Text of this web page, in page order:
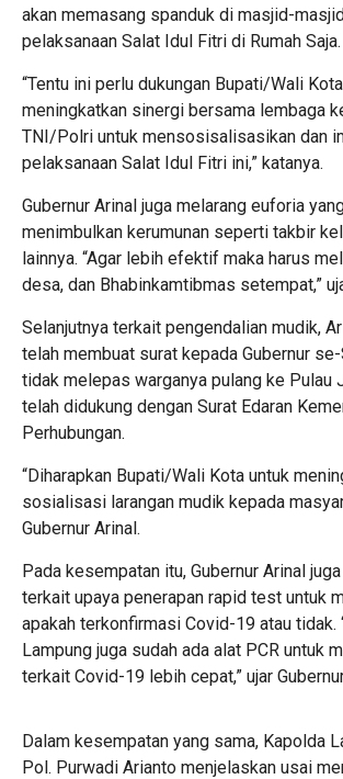
akan memasang spanduk di masjid-
pelaksanaan Salat Idul Fitri di Rumah Saja.
“Tentu ini perlu dukungan Bupati/Wali
meningkatkan sinergi bersama lembaga
TNI/Polri untuk mensosisalisasikan dan
pelaksanaan Salat Idul Fitri ini,” katanya.
Gubernur Arinal juga melarang euforia
menimbulkan kerumunan seperti takbir
lainnya. “Agar lebih efektif maka harus
desa, dan Bhabinkamtibmas setempat,”
Selanjutnya terkait pengendalian mudik,
telah membuat surat kepada Gubernur
tidak melepas warganya pulang ke Pulau
telah didukung dengan Surat Edaran
Perhubungan.
“Diharapkan Bupati/Wali Kota untuk
sosialisasi larangan mudik kepada
Gubernur Arinal.
Pada kesempatan itu, Gubernur Arinal
terkait upaya penerapan rapid test untuk
apakah terkonfirmasi Covid-19 atau tidak.
Lampung juga sudah ada alat PCR untuk
terkait Covid-19 lebih cepat,” ujar
Dalam kesempatan yang sama, Kapolda
Pol. Purwadi Arianto menjelaskan usai